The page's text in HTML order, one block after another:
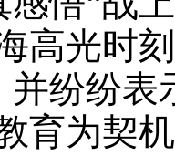
高光时
并纷纷表
育为契